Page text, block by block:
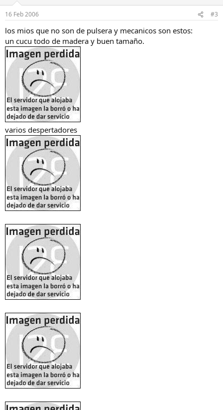
16 Feb 2006 #3
los mios que no son de pulsera y mecanicos son estos:
un cucu todo de madera y buen tamaño.
varios despertadores